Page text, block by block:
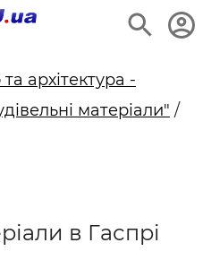
архітектура -
матеріали" /
в Гаспрі